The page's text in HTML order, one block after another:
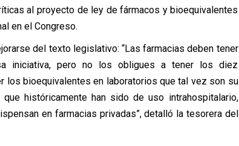
al proyecto de ley de fármacos y bioequivalentes
en el Congreso.
del texto legislativo: “Las farmacias deben tener
iniciativa, pero no los obligues a tener los diez
los bioequivalentes en laboratorios que tal vez son su
históricamente han sido de uso intrahospitalario,
en farmacias privadas”, detalló la tesorera del